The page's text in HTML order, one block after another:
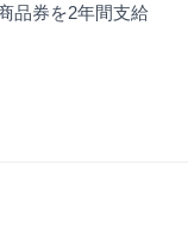
品券を2年間支給